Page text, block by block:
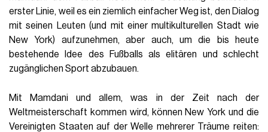
erster Linie, weil es ein ziemlich einfacher Weg ist, den Dialog
mit seinen Leuten (und mit einer multikulturellen Stadt wie
New York) aufzunehmen, aber auch, um die bis heute
bestehende Idee des Fußballs als elitären und schlecht
zugänglichen Sport abzubauen.
Mit Mamdani und allem, was in der Zeit nach der
Weltmeisterschaft kommen wird, können New York und die
Vereinigten Staaten auf der Welle mehrerer Träume reiten: